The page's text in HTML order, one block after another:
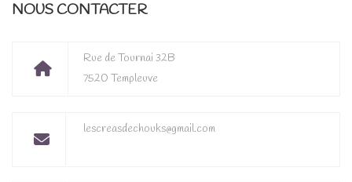
NOUS CONTACTER
Rue de Tournai 32B
7520 Templeuve
lescreasdechouks@gmail.com